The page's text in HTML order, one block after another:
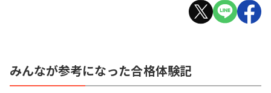
みんなが参考になった合格体験記